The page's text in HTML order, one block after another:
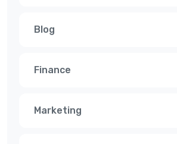
Blog
Finance
Marketing